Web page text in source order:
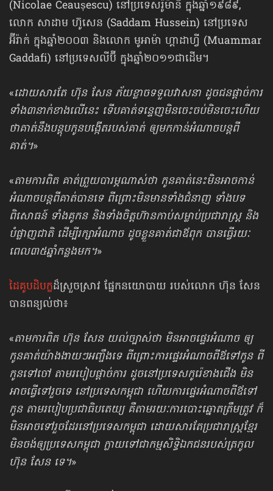
(Nicolae Ceaușescu) នៅប្រទេសរ៉ូម៉ានី ក្នុងឆ្នាំ​១៩៨៩,
លោក សាដាម ហ៊ូសេន (Saddam Hussein) នៅប្រទេស
អ៊ីរ៉ាក់ ក្នុងឆ្នាំ​២០០៣ និងលោក មូអាម៉ា ហ្គាដាហ្វី (Muammar
Gaddafi) នៅប្រទេសលីប៊ី ក្នុងឆ្នាំ​២០១១ជាដើម។
«ដោយសារតែ ហ៊ុន សែន ភ័យខ្លាចទទួលវាសនា ដូចជនផ្តាច់ការ​
ទាំង​៣នាក់ខាងលើ​នេះ ទើបគាត់ទន្ទេញ​មិនចេះចប់​មិនចេះហើយ
ថាគាត់នឹងបន្តុបកូនបង្កើតរបស់គាត់ ឲ្យ​មកកាន់អំណាច​បន្តពី
គាត់។»
«តាមការពិត គាត់ព្រួយបារម្ភណាស់ថា កូនគាត់នេះ​មិន​អាចកាន់
អំណាច​បន្តពីគាត់​បានទេ ពីព្រោះមិនមានទាំងជំនាញ ទាំងបទ
ពិសោធន៍ ទាំងគូកន និងទាំងចិត្តហ៊ាន​កាប់​សម្លាប់ប្រជារាស្ត្រ និង
បំផ្លាញជាតិ ដើម្បីរក្សាអំណាច ដូចខ្លួនគាត់​ជាឪពុក បានធ្វើ​រយៈ
ពេល​៣៥​ឆ្នាំកន្លងមក។»
ដៃគូបដិបក្ខ​ដ៏ស្រួចស្រាវ ផ្នែកនយោបាយ របស់លោក ហ៊ុន សែន
បានពន្យល់ថា៖
«តាមការពិត ហ៊ុន សែន យល់ច្បាស់ថា មិនអាចផ្ទេរអំណាច ឲ្យ
កូនគាត់យ៉ាងងាយៗ​អញ្ចឹងទេ ពីព្រោះការផ្ទេរអំណាច​ពីឪទៅកូន ពី
កូនទៅចៅ តាមរបៀបផ្តាច់ការ ដូចនៅ​ប្រទេសកូរ៉េខាងជើង មិន
អាចធ្វើទៅរួចទេ នៅប្រទេសកម្ពុជា ហើយការផ្ទេរអំណាច​ពីឪ​ទៅ
កូន តាមរបៀបប្រជាធិបតេយ្យ គឺតាមរយៈការបោះឆ្នោតត្រឹមត្រូវ ក៏
មិនអាចទៅ​រួច​ដែរនៅប្រទេសកម្ពុជា ដោយសារតែប្រជារាស្ត្រខ្មែរ
មិនចង់ឲ្យប្រទេស​កម្ពុជា ក្លាយទៅជា​កម្មសិទ្ធិឯកជនរបស់ត្រកូល
ហ៊ុន សែន ទេ។»